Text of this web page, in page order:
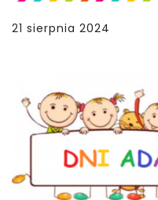
21 sierpnia 2024